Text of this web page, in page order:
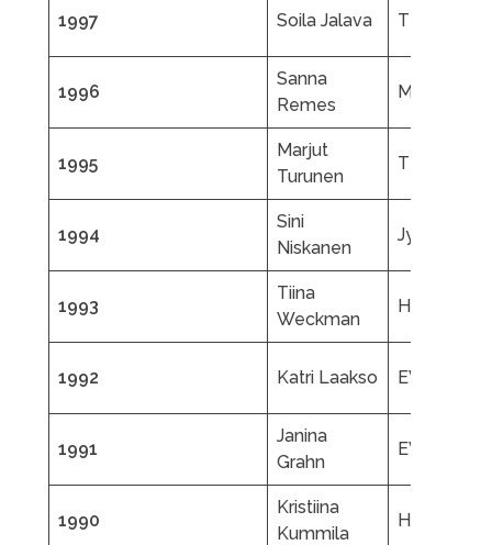
1997 Soila Jalava TTL
1996
Sanna
Remes
MTK
1995
Marjut
Turunen
TTK
1994
Sini
Niskanen
JyTLS
1993
Tiina
Weckman
HyTL
1992 Katri Laakso EVT
1991
Janina
Grahn
EVT
1990
Kristiina
Kummila
HTL